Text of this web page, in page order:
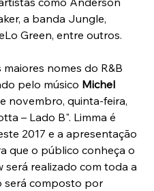
a banda Jungle,
Green, entre outros.
nomes do R&B
pelo músico Michel
novembro, quinta-feira,
– Lado B". Limma é
2017 e a apresentação
que o público conheça o
será realizado com toda a
será composto por